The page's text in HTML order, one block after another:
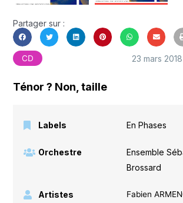
Partager sur :
CD 23 mars 2018
Ténor ? Non, taille
Labels En Phases
Orchestre
Ensemble
Brossard
Artistes
Fabien